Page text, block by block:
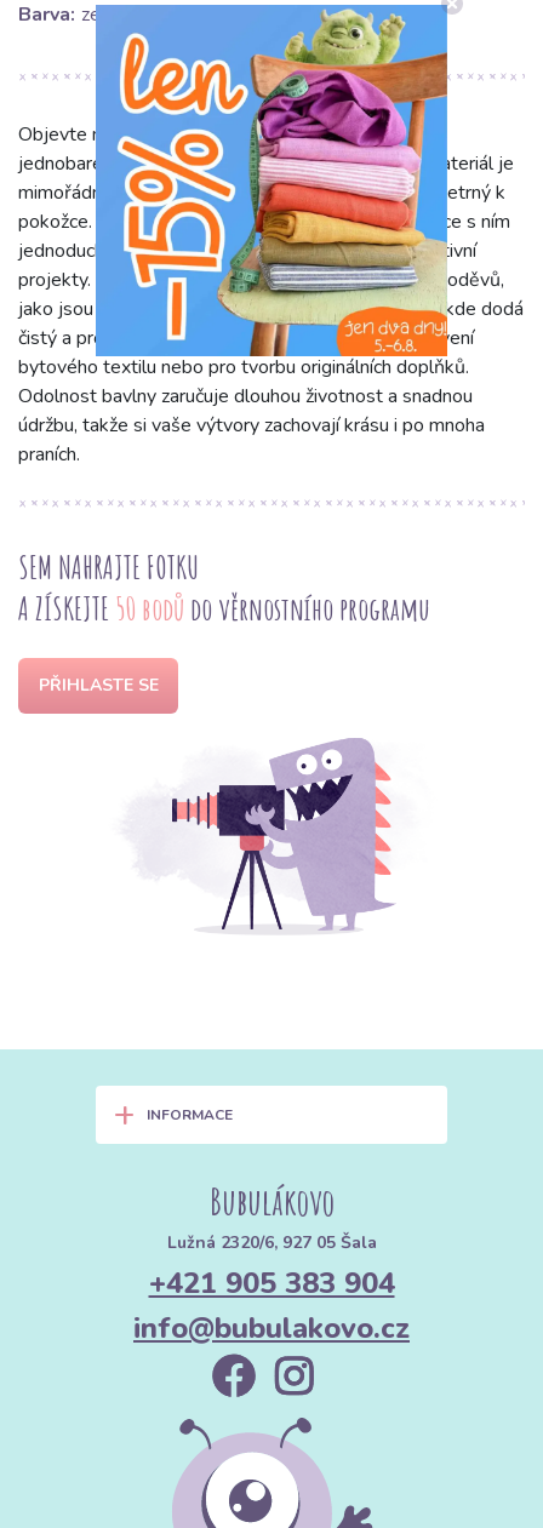
Barva: zelená
Objevte náš lemovací proužek ze 100% bavlny v
jednobarevné camo zelené barvě. Tento přírodní materiál je
mimořádně měkký, prodyšný a příjemný na dotek, šetrný k
pokožce. Díky šíři 2 cm a poddajné struktuře je práce s ním
jednoduchá a precizní, ideální pro všechny šicí i kreativní
projekty. Proužek je ideální pro dokončování okrajů oděvů,
jako jsou sukně, šaty, košile nebo dětské oblečení, kde dodá
čistý a profesionální vzhled. Využijete jej také k oživení
bytového textilu nebo pro tvorbu originálních doplňků.
Odolnost bavlny zaručuje dlouhou životnost a snadnou
údržbu, takže si vaše výtvory zachovají krásu i po mnoha
praních.
SEM NAHRAJTE FOTKU
A ZÍSKEJTE 50 bodů do věrnostního programu
PŘIHLASTE SE
+ INFORMACE
Bubulákovo
Lužná 2320/6, 927 05 Šala
+421 905 383 904
info@bubulakovo.cz